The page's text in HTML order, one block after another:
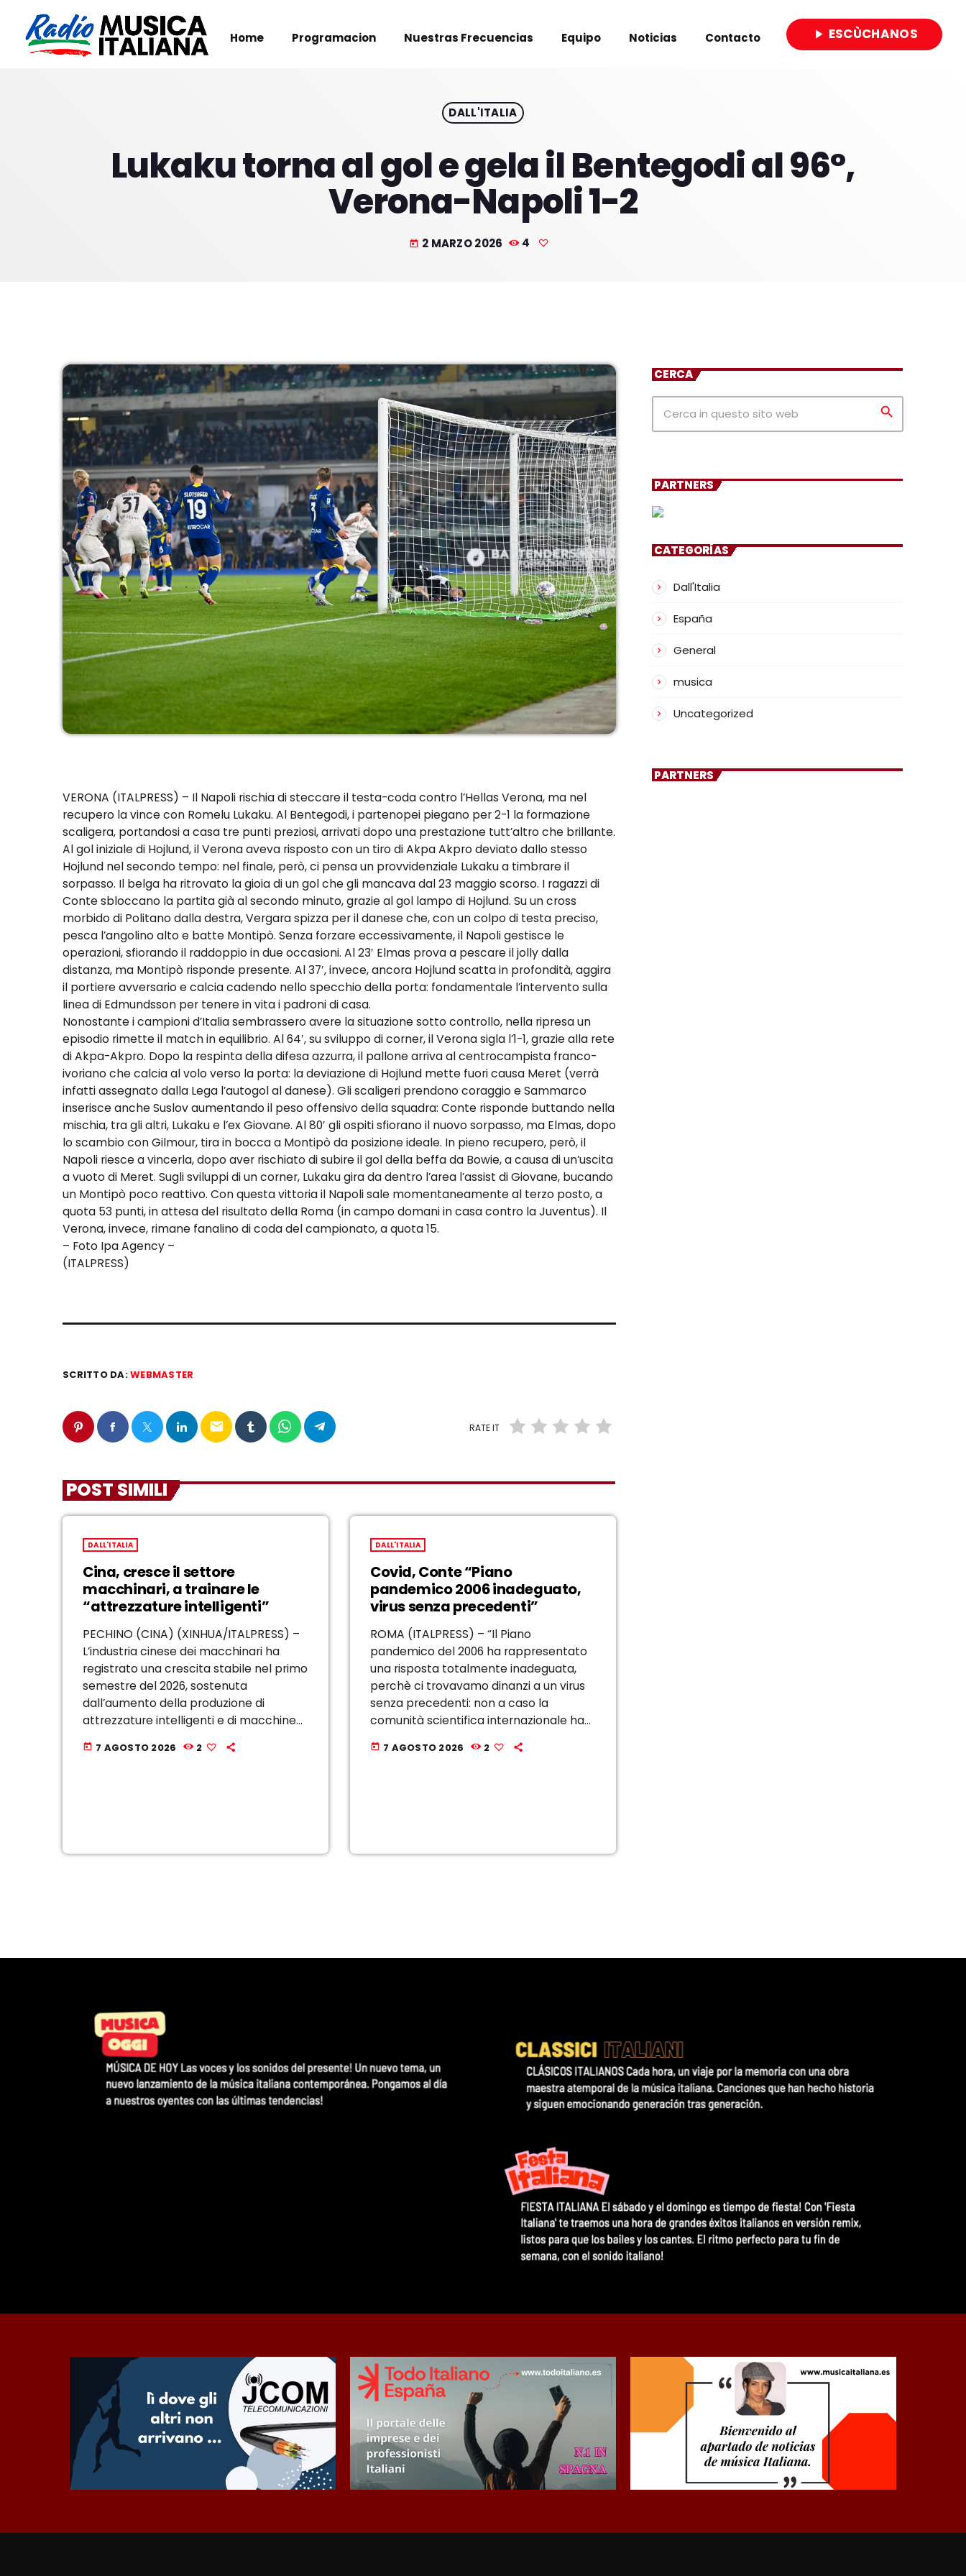
Home Programacion Nuestras Frecuencias Equipo Noticias Contacto play_arrow ESCÙCHANOS
DALL'ITALIA
Lukaku torna al gol e gela il Bentegodi al 96°,
Verona-Napoli 1-2
today 2 MARZO 2026 4
VERONA (ITALPRESS) – Il Napoli rischia di steccare il testa-coda contro l’Hellas Verona, ma nel
recupero la vince con Romelu Lukaku. Al Bentegodi, i partenopei piegano per 2-1 la formazione
scaligera, portandosi a casa tre punti preziosi, arrivati dopo una prestazione tutt’altro che brillante.
Al gol iniziale di Hojlund, il Verona aveva risposto con un tiro di Akpa Akpro deviato dallo stesso
Hojlund nel secondo tempo: nel finale, però, ci pensa un provvidenziale Lukaku a timbrare il
sorpasso. Il belga ha ritrovato la gioia di un gol che gli mancava dal 23 maggio scorso. I ragazzi di
Conte sbloccano la partita già al secondo minuto, grazie al gol lampo di Hojlund. Su un cross
morbido di Politano dalla destra, Vergara spizza per il danese che, con un colpo di testa preciso,
pesca l’angolino alto e batte Montipò. Senza forzare eccessivamente, il Napoli gestisce le
operazioni, sfiorando il raddoppio in due occasioni. Al 23′ Elmas prova a pescare il jolly dalla
distanza, ma Montipò risponde presente. Al 37′, invece, ancora Hojlund scatta in profondità, aggira
il portiere avversario e calcia cadendo nello specchio della porta: fondamentale l’intervento sulla
linea di Edmundsson per tenere in vita i padroni di casa.
Nonostante i campioni d’Italia sembrassero avere la situazione sotto controllo, nella ripresa un
episodio rimette il match in equilibrio. Al 64′, su sviluppo di corner, il Verona sigla l’1-1, grazie alla rete
di Akpa-Akpro. Dopo la respinta della difesa azzurra, il pallone arriva al centrocampista franco-
ivoriano che calcia al volo verso la porta: la deviazione di Hojlund mette fuori causa Meret (verrà
infatti assegnato dalla Lega l’autogol al danese). Gli scaligeri prendono coraggio e Sammarco
inserisce anche Suslov aumentando il peso offensivo della squadra: Conte risponde buttando nella
mischia, tra gli altri, Lukaku e l’ex Giovane. Al 80′ gli ospiti sfiorano il nuovo sorpasso, ma Elmas, dopo
lo scambio con Gilmour, tira in bocca a Montipò da posizione ideale. In pieno recupero, però, il
Napoli riesce a vincerla, dopo aver rischiato di subire il gol della beffa da Bowie, a causa di un’uscita
a vuoto di Meret. Sugli sviluppi di un corner, Lukaku gira da dentro l’area l’assist di Giovane, bucando
un Montipò poco reattivo. Con questa vittoria il Napoli sale momentaneamente al terzo posto, a
quota 53 punti, in attesa del risultato della Roma (in campo domani in casa contro la Juventus). Il
Verona, invece, rimane fanalino di coda del campionato, a quota 15.
– Foto Ipa Agency –
(ITALPRESS)
SCRITTO DA:WEBMASTER
email RATE IT
POST SIMILI
DALL'ITALIA
Cina, cresce il settore
macchinari, a trainare le
“attrezzature intelligenti”
PECHINO (CINA) (XINHUA/ITALPRESS) –
L’industria cinese dei macchinari ha
registrato una crescita stabile nel primo
semestre del 2026, sostenuta
dall’aumento della produzione di
attrezzature intelligenti e di macchine
utensili di fascia alta, secondo i dati
diffusi oggi dalla China Machinery
today 7 AGOSTO 2026 2
DALL'ITALIA
Covid, Conte “Piano
pandemico 2006 inadeguato,
virus senza precedenti”
ROMA (ITALPRESS) – “Il Piano
pandemico del 2006 ha rappresentato
una risposta totalmente inadeguata,
perchè ci trovavamo dinanzi a un virus
senza precedenti: non a caso la
comunità scientifica internazionale ha
predisposto uno strumento di risposta
specificamente modellato sul Covid;
today 7 AGOSTO 2026 2
CERCA
search
PARTNERS
CATEGORÍAS
Dall'Italia
España
General
musica
Uncategorized
PARTNERS